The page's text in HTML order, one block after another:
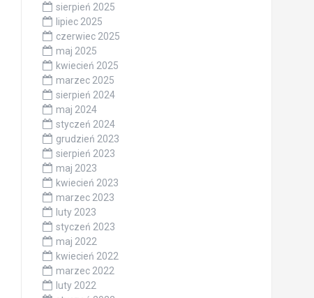
sierpień 2025
lipiec 2025
czerwiec 2025
maj 2025
kwiecień 2025
marzec 2025
sierpień 2024
maj 2024
styczeń 2024
grudzień 2023
sierpień 2023
maj 2023
kwiecień 2023
marzec 2023
luty 2023
styczeń 2023
maj 2022
kwiecień 2022
marzec 2022
luty 2022